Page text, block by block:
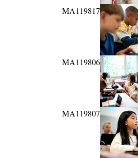
MA119817
MA119806
MA119807